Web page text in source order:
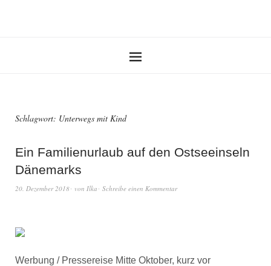
Schlagwort: Unterwegs mit Kind
Ein Familienurlaub auf den Ostseeinseln
Dänemarks
20. Dezember 2018 von Ilka Schreibe einen Kommentar
Werbung / Pressereise Mitte Oktober, kurz vor